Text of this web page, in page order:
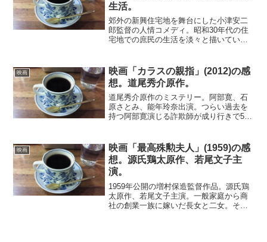
生活。
郊外の新興住宅地を舞台にした小津安二
郎監督の人情コメディ。昭和30年代の住
宅地での庶民の生活を淡々と描いてい
婦人会の会費が行方不明になったり、子
供がすねて話をしなくなった...
映画
映画「カラスの親指」(2012)の感
想。道尾秀介原作。
道尾秀介原作のミステリー。阿部寛、石
原さとみ、能年玲奈出演。つらい過去を
持つ阿部寛演じる詐欺師が成り行きで5人
姉の彼氏。そこにかっての因縁のある裏
社会の実力者が現れ危機...
映画
映画「最高殊勲夫人」(1959)の感
想。源氏鶏太原作、若尾文子主
演。
1959年公開の増村保造監督作品。源氏鶏
太原作、若尾文子主演。一般家庭から商
社の創業一族に嫁いだ長女と二女。それ